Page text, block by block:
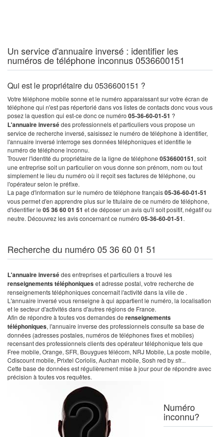
Un service d'annuaire inversé : identifier les
numéros de téléphone inconnus 0536600151
Qui est le propriétaire du 0536600151 ?
Votre téléphone mobile sonne et le numéro apparaissant sur votre écran de
téléphone qui n'est pas répertorié dans vos listes de contacts donc vous vous
posez la question qui est-ce donc ce numéro 05-36-60-01-51 ?
L'annuaire inversédes professionnels et particuliers vous propose un
service de recherche inversé, saisissez le numéro de téléphone à identifier,
l'annuaire inversé interroge ses données téléphoniques et identifie le
numéro de téléphone inconnu.
Trouver l'identité du propriétaire de la ligne de téléphone 0536600151, soit
une entreprise soit un particulier on vous donne son prénom, nom ou tout
simplement le lieu du numéro où il reçoit ses factures de téléphone, ou
l'opérateur selon le préfixe.
La page d'information sur le numéro de téléphone français05-36-60-01-51
vous permet d'en apprendre plus sur le titulaire de ce numéro de téléphone,
d'identifier le 05 36 60 01 51 et de déposer un avis qu'il soit positif, négatif ou
neutre. Découvrez les avis concernant ce numéro 05-36-60-01-51.
Recherche du numéro 05 36 60 01 51
L'annuaire inversédes entreprises et particuliers a trouvé les
renseignements téléphoniqueset adresse postal, votre recherche de
renseignements téléphoniques concernait l'activité dans la ville de .
L'annuaire inversé vous renseigne à qui appartient le numéro, la localisation
et le secteur d'activités dans d'autres régions de France.
Afin de répondre à toutes vos demandes de renseignements
téléphoniques, l'annuaire inverse des professionnels consulte sa base de
données (adresses postales, numéros de téléphones fixes et mobiles)
recensant des professionnels clients des opérateur téléphonique tels que
Free mobile, Orange, SFR, Bouygues télécom, NRJ Mobile, La poste mobile,
Cdiscount mobile, Prixtel Coriolis, Auchan mobile, Sosh red by sfr...
Cette base de données est régulièrement mise à jour pour de répondre avec
précision à toutes vos requêtes.
Numéro
inconnu?